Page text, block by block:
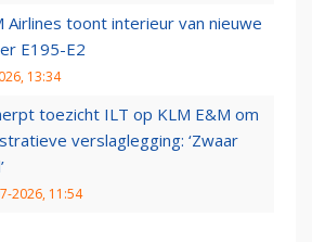
Airlines toont interieur van nieuwe
E195-E2
13:34
toezicht ILT op KLM E&M om
verslaglegging: ‘Zwaar
2026, 11:54